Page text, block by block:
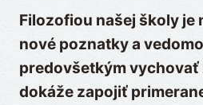
Filozofiou našej školy
nové poznatky a
predovšetkým vychovať
dokáže zapojiť